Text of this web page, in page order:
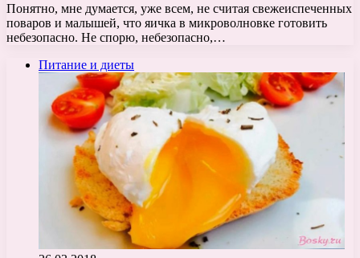
Понятно, мне думается, уже всем, не считая свежеиспеченных
поваров и малышей, что яичка в микроволновке готовить
небезопасно. Не спорю, небезопасно,…
Питание и диеты